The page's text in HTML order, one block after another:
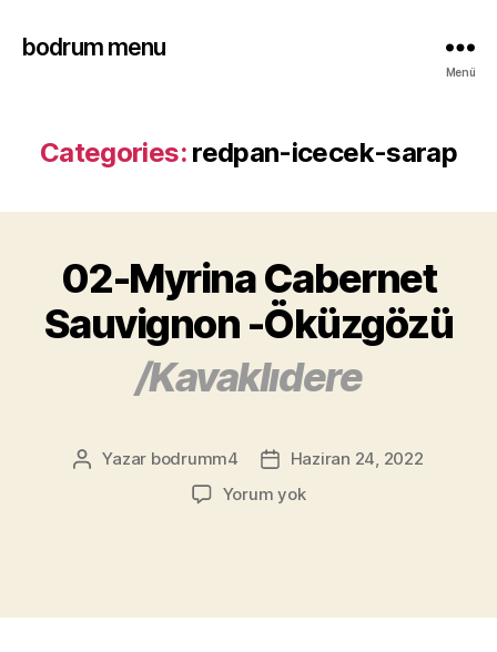
bodrum menu
Menü
Categories: redpan-icecek-sarap
02-Myrina Cabernet
Sauvignon -Öküzgözü
/Kavaklıdere
Yazar bodrumm4
Haziran 24, 2022
Yorum yok